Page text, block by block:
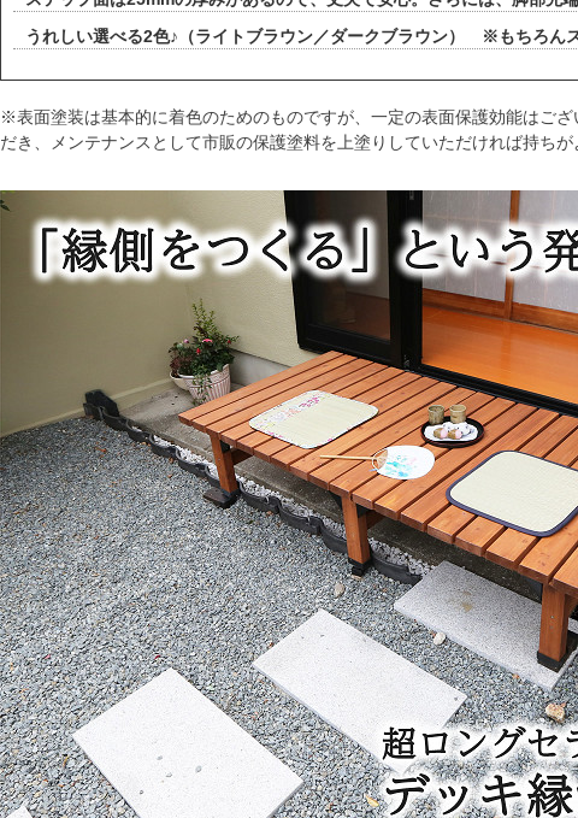
うれしい選べる2色♪（ライトブラウン／ダークブラウン） ※もちろん
※表面塗装は基本的に着色のためのものですが、一定の表面保護効能はご
だき、メンテナンスとして市販の保護塗料を上塗りしていただければ持ちが